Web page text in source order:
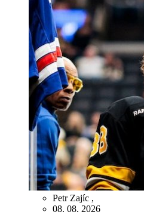
Petr Zajíc ,
08. 08. 2026